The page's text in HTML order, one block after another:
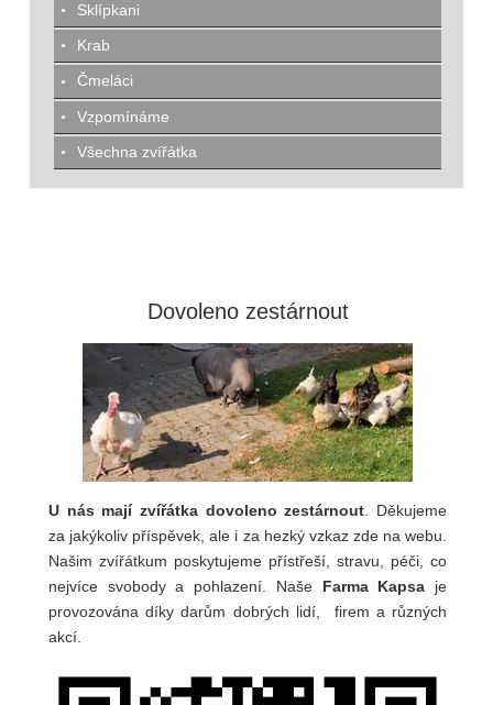
Sklípkani
Krab
Čmeláci
Vzpomínáme
Všechna zvířátka
Dovoleno zestárnout
U nás mají zvířátka dovoleno zestárnout. Děkujeme
za jakýkoliv příspěvek, ale i za hezký vzkaz zde na webu.
Našim zvířátkum poskytujeme přístřeší, stravu, péči, co
nejvíce svobody a pohlazení. Naše Farma Kapsa je
provozována díky darům dobrých lidí, firem a různých
akcí.